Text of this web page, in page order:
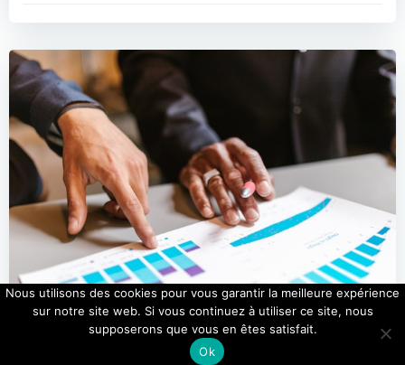
Nous utilisons des cookies pour vous garantir la meilleure expérience
sur notre site web. Si vous continuez à utiliser ce site, nous
supposerons que vous en êtes satisfait.
Ok